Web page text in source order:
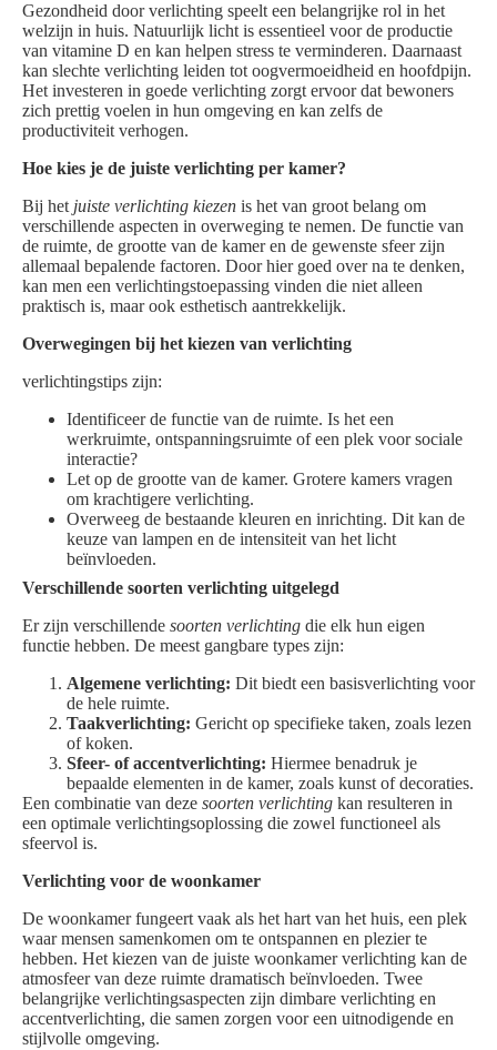
Gezondheid door verlichting speelt een belangrijke rol in het
welzijn in huis. Natuurlijk licht is essentieel voor de productie
van vitamine D en kan helpen stress te verminderen. Daarnaast
kan slechte verlichting leiden tot oogvermoeidheid en hoofdpijn.
Het investeren in goede verlichting zorgt ervoor dat bewoners
zich prettig voelen in hun omgeving en kan zelfs de
productiviteit verhogen.
Hoe kies je de juiste verlichting per kamer?
Bij het juiste verlichting kiezen is het van groot belang om
verschillende aspecten in overweging te nemen. De functie van
de ruimte, de grootte van de kamer en de gewenste sfeer zijn
allemaal bepalende factoren. Door hier goed over na te denken,
kan men een verlichtingstoepassing vinden die niet alleen
praktisch is, maar ook esthetisch aantrekkelijk.
Overwegingen bij het kiezen van verlichting
verlichtingstips zijn:
Identificeer de functie van de ruimte. Is het een
werkruimte, ontspanningsruimte of een plek voor sociale
interactie?
Let op de grootte van de kamer. Grotere kamers vragen
om krachtigere verlichting.
Overweeg de bestaande kleuren en inrichting. Dit kan de
keuze van lampen en de intensiteit van het licht
beïnvloeden.
Verschillende soorten verlichting uitgelegd
Er zijn verschillende soorten verlichting die elk hun eigen
functie hebben. De meest gangbare types zijn:
Algemene verlichting: Dit biedt een basisverlichting voor
de hele ruimte.
Taakverlichting: Gericht op specifieke taken, zoals lezen
of koken.
Sfeer- of accentverlichting: Hiermee benadruk je
bepaalde elementen in de kamer, zoals kunst of decoraties.
Een combinatie van deze soorten verlichting kan resulteren in
een optimale verlichtingsoplossing die zowel functioneel als
sfeervol is.
Verlichting voor de woonkamer
De woonkamer fungeert vaak als het hart van het huis, een plek
waar mensen samenkomen om te ontspannen en plezier te
hebben. Het kiezen van de juiste woonkamer verlichting kan de
atmosfeer van deze ruimte dramatisch beïnvloeden. Twee
belangrijke verlichtingsaspecten zijn dimbare verlichting en
accentverlichting, die samen zorgen voor een uitnodigende en
stijlvolle omgeving.